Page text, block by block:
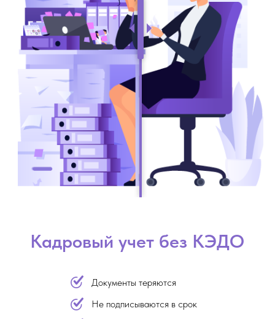
Кадровый учет без КЭДО
Документы теряются
Не подписываются в срок